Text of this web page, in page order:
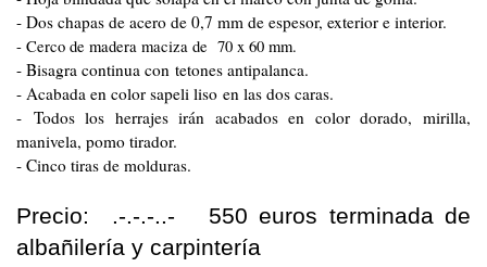
- Dos chapas de acero de 0,7 mm de espesor, exterior e interior.
- Cerco de madera maciza de 70 x 60 mm.
- Bisagra continua con tetones antipalanca.
- Acabada en color sapeli liso en las dos caras.
- Todos los herrajes irán acabados en color dorado, mirilla,
manivela, pomo tirador.
- Cinco tiras de molduras.
Precio: .-.-.-..- 550 euros terminada de
albañilería y carpintería